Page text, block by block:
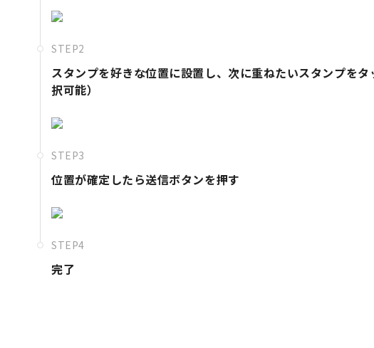
STEP2
スタンプを好きな位置に設置し、次に重ねたいスタンプを
択可能）
STEP3
位置が確定したら送信ボタンを押す
STEP4
完了